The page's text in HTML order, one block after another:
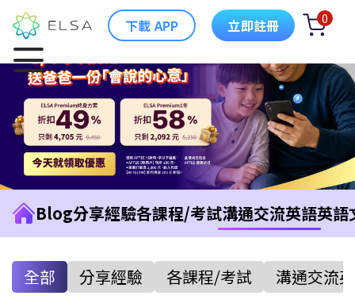
下載 APP 立即註冊 0
Blog分享經驗各課程/考試溝通交流英語英語
全部 分享經驗 各課程/考試 溝通交流